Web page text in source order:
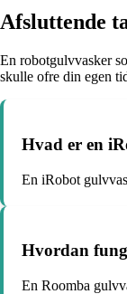
Afsluttende
En robotgulvvasker
skulle ofre din egen
Hvad er en
En iRobot
Hvordan
En Roomba